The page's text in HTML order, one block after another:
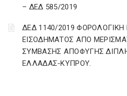
– ΔΕΔ 585/2019
ΔΕΔ 1140/2019 ΦΟΡΟΛΟΓΙΚΗ
ΕΙΣΟΔΗΜΑΤΟΣ ΑΠΟ
ΣΥΜΒΑΣΗΣ ΑΠΟΦΥΓΗΣ
ΕΛΛΑΔΑΣ-ΚΥΠΡΟΥ.